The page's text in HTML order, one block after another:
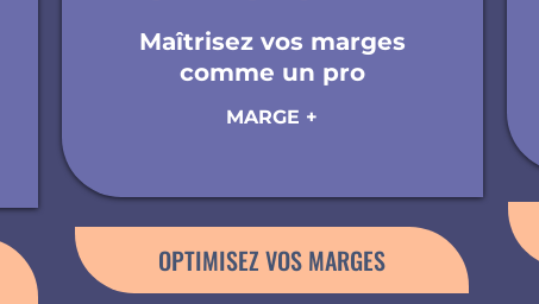
Maîtrisez vos marges
comme un pro
MARGE +
OPTIMISEZ VOS MARGES